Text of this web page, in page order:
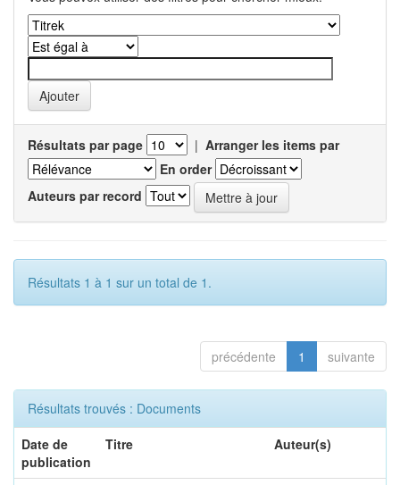
Résultats par page | Arranger les items par
En order
Auteurs par record
Résultats 1 à 1 sur un total de 1.
précédente 1 suivante
Résultats trouvés : Documents
Date de
publication
Titre Auteur(s)